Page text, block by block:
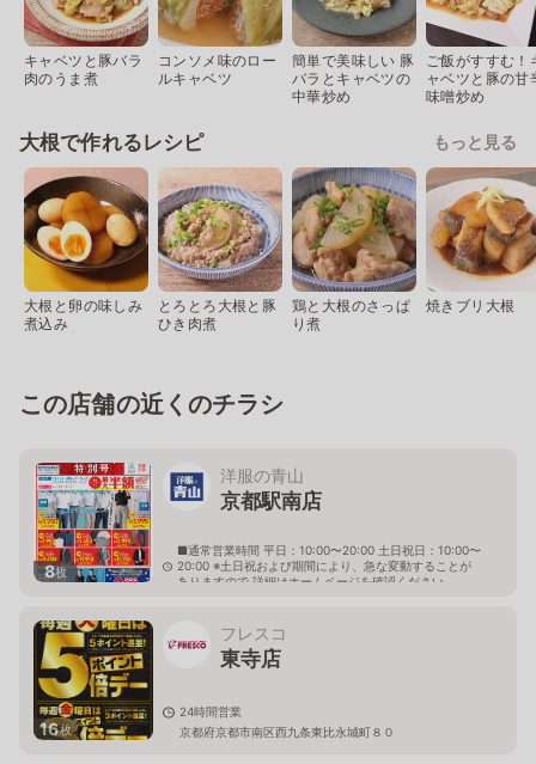
キャベツと豚バラ
肉のうま煮
コンソメ味のロー
ルキャベツ
簡単で美味しい 豚
バラとキャベツの
中華炒め
ご飯がすすむ！
ャベツと豚の甘
味噌炒め
大根で作れるレシピ もっと見る
大根と卵の味しみ
煮込み
とろとろ大根と豚
ひき肉煮
鶏と大根のさっぱ
り煮
焼きブリ大根
この店舗の近くのチラシ
8枚
洋服の青山
京都駅南店
■通常営業時間 平日：10:00〜20:00 土日祝日：10:00〜
20:00 ※土日祝および期間により、急な変動することが
ありますので 詳細はホームページを確認ください
16枚
フレスコ
東寺店
24時間営業
京都府京都市南区西九条東比永城町８０